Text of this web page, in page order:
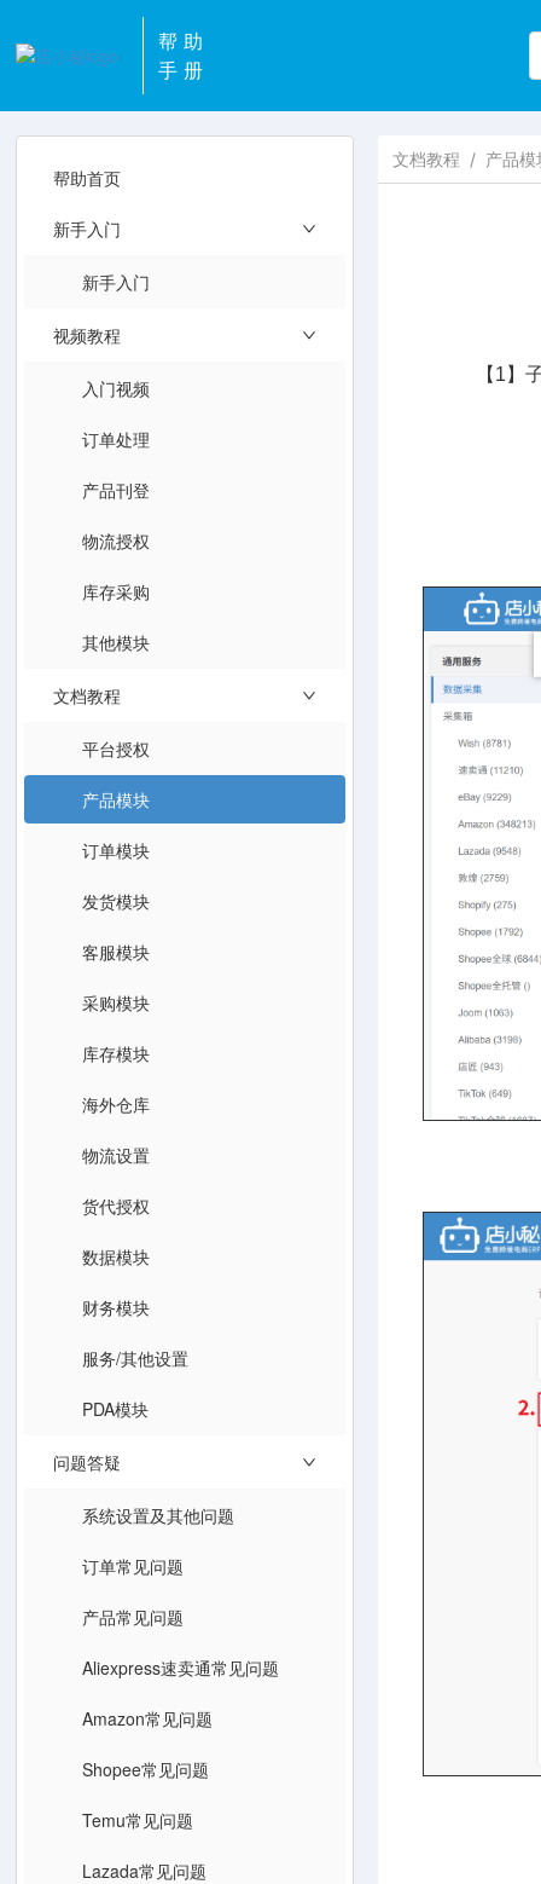
帮助
手册
帮助首页
新手入门
新手入门
视频教程
入门视频
订单处理
产品刊登
物流授权
库存采购
其他模块
文档教程
平台授权
产品模块
订单模块
发货模块
客服模块
采购模块
库存模块
海外仓库
物流设置
货代授权
数据模块
财务模块
服务/其他设置
PDA模块
问题答疑
系统设置及其他问题
订单常见问题
产品常见问题
Aliexpress速卖通常见问题
Amazon常见问题
Shopee常见问题
Temu常见问题
Lazada常见问题
文档教程 / 产品模
【1】